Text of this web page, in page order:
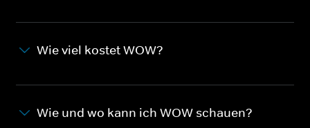
Wie viel kostet WOW?
Wie und wo kann ich WOW schauen?